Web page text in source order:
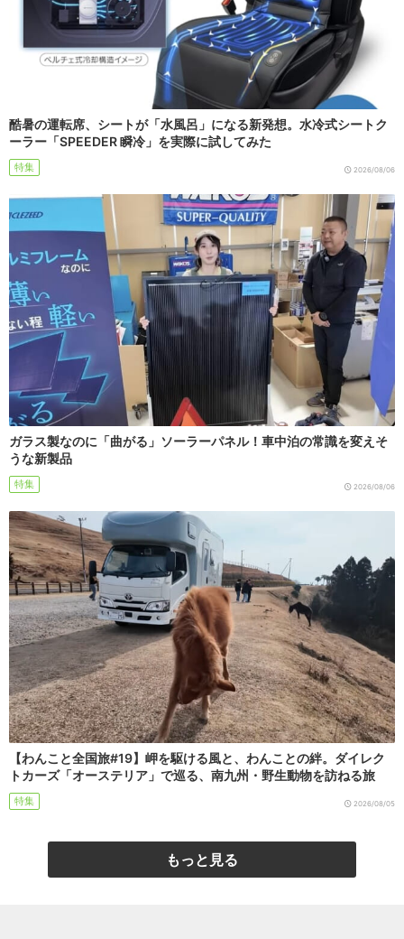
酷暑の運転席、シートが「水風呂」になる新発想。水冷式シートク
ーラー「SPEEDER 瞬冷」を実際に試してみた
特集 2026/08/06
ガラス製なのに「曲がる」ソーラーパネル！車中泊の常識を変えそ
うな新製品
特集 2026/08/06
【わんこと全国旅#19】岬を駆ける風と、わんことの絆。ダイレク
トカーズ「オーステリア」で巡る、南九州・野生動物を訪ねる旅
特集 2026/08/05
もっと見る